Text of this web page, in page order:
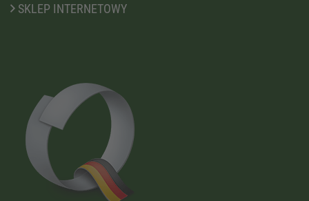
SKLEP INTERNETOWY